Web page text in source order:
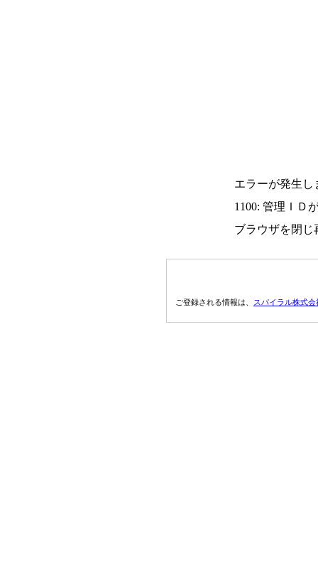
エラーが発生し
1100: 管理ＩＤ
ブラウザを閉じ
ご登録される情報は、 スパイラル株式会